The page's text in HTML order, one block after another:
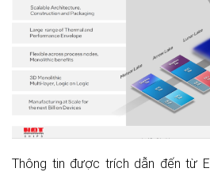
Thông tin được trích dẫn đến từ